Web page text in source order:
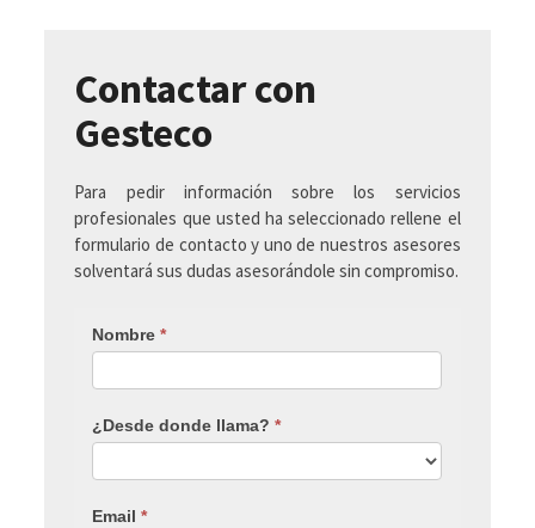
Contactar con
Gesteco
Para pedir información sobre los servicios
profesionales que usted ha seleccionado rellene el
formulario de contacto y uno de nuestros asesores
solventará sus dudas asesorándole sin compromiso.
Nombre*
¿Desde donde llama?*
Email*